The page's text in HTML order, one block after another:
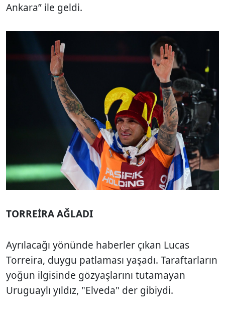
Ankara” ile geldi.
TORREİRA AĞLADI
Ayrılacağı yönünde haberler çıkan Lucas
Torreira, duygu patlaması yaşadı. Taraftarların
yoğun ilgisinde gözyaşlarını tutamayan
Uruguaylı yıldız, "Elveda" der gibiydi.